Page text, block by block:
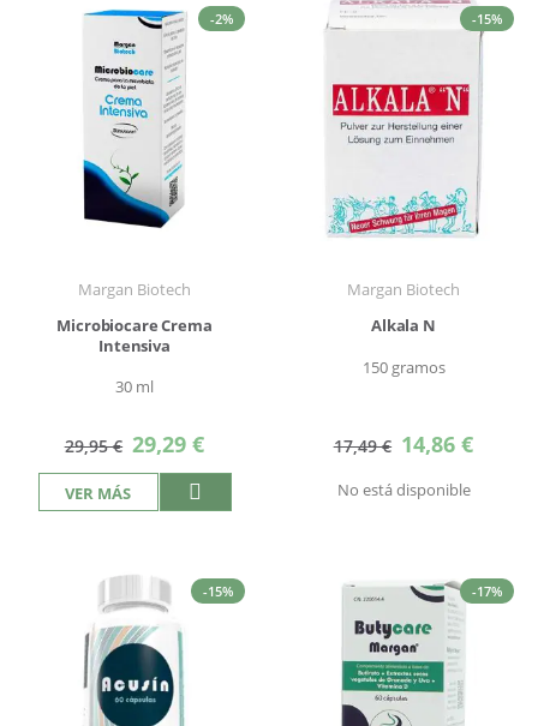
-2%
Margan Biotech
Microbiocare Crema
Intensiva
30 ml
29,95 € Precio
especial
29,29 €
VER MÁS
-15%
Margan Biotech
Alkala N
150 gramos
17,49 € Precio
especial
14,86 €
No está disponible
-15% -17%